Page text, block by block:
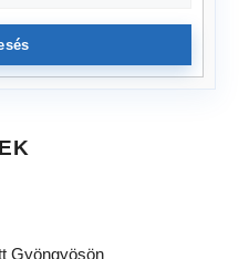
Gyöngyösön